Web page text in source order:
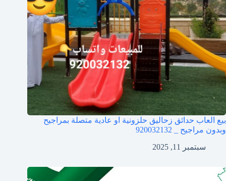
بيع العاب حدائق زحاليق حلزونية او عادية متصلة بمراجيح
وبدون مراجيح _ 920032132
سبتمبر 11, 2025